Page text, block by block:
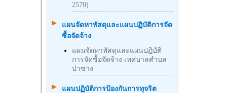
2570)
แผนจัดหาพัสดุและแผนปฏิบัติการจัด
ซื้อจัดจ้าง
แผนจัดหาพัสดุและแผนปฏิบัติ
การจัดซื้อจัดจ้าง เทศบาลตำบล
ป่าซาง
แผนปฏิบัติการป้องกันการทุจริต